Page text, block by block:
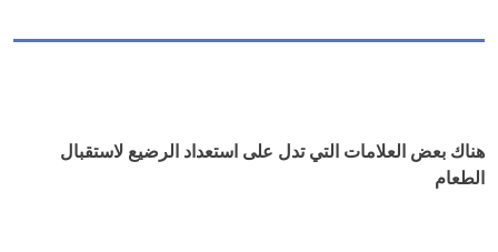
هناك بعض العلامات التي تدل على استعداد الرضيع لاستقبال
الطعام